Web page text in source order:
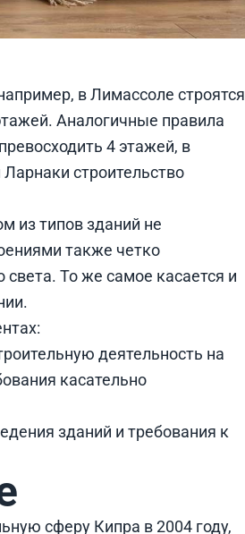
в Лимассоле строятся
Аналогичные правила
4 этажей, в
строительство
из типов зданий не
также четко
То же самое касается и
деятельность на
касательно
зданий и требования к
сферу Кипра в 2004 году,